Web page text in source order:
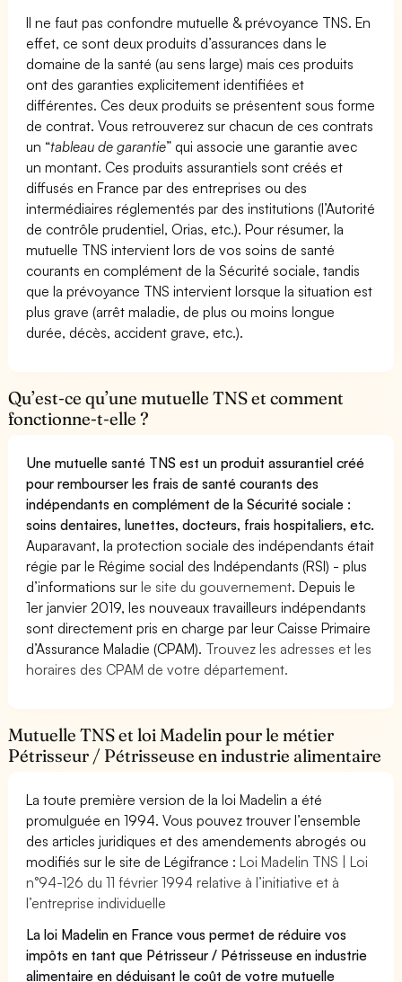
Il ne faut pas confondre mutuelle & prévoyance TNS. En
effet, ce sont deux produits d’assurances dans le
domaine de la santé (au sens large) mais ces produits
ont des garanties explicitement identifiées et
différentes. Ces deux produits se présentent sous forme
de contrat. Vous retrouverez sur chacun de ces contrats
un “tableau de garantie” qui associe une garantie avec
un montant. Ces produits assurantiels sont créés et
diffusés en France par des entreprises ou des
intermédiaires réglementés par des institutions (l’Autorité
de contrôle prudentiel, Orias, etc.). Pour résumer, la
mutuelle TNS intervient lors de vos soins de santé
courants en complément de la Sécurité sociale, tandis
que la prévoyance TNS intervient lorsque la situation est
plus grave (arrêt maladie, de plus ou moins longue
durée, décès, accident grave, etc.).
Qu’est-ce qu’une mutuelle TNS et comment
fonctionne-t-elle ?
Une mutuelle santé TNS est un produit assurantiel créé
pour rembourser les frais de santé courants des
indépendants en complément de la Sécurité sociale :
soins dentaires, lunettes, docteurs, frais hospitaliers, etc.
Auparavant, la protection sociale des indépendants était
régie par le Régime social des Indépendants (RSI) - plus
d’informations surle site du gouvernement. Depuis le
1er janvier 2019, les nouveaux travailleurs indépendants
sont directement pris en charge par leur Caisse Primaire
d’Assurance Maladie (CPAM). Trouvez les adresses et les
horaires des CPAM de votre département.
Mutuelle TNS et loi Madelin pour le métier
Pétrisseur / Pétrisseuse en industrie alimentaire
La toute première version de la loi Madelin a été
promulguée en 1994. Vous pouvez trouver l’ensemble
des articles juridiques et des amendements abrogés ou
modifiés sur le site de Légifrance :Loi Madelin TNS | Loi
n°94-126 du 11 février 1994 relative à l’initiative et à
l’entreprise individuelle
La loi Madelin en France vous permet de réduire vos
impôts en tant que Pétrisseur / Pétrisseuse en industrie
alimentaire en déduisant le coût de votre mutuelle